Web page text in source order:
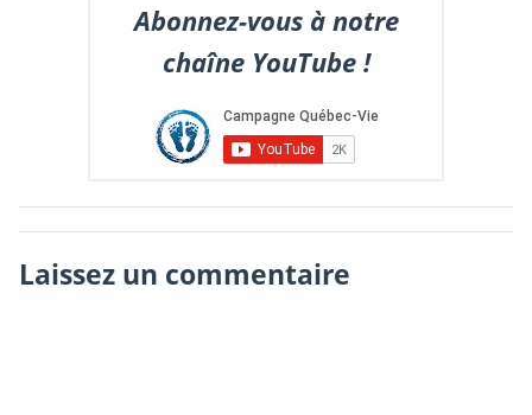
Abonnez-vous à notre
chaîne YouTube !
Laissez un commentaire